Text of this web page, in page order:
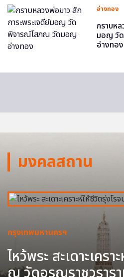
อ่างทอง
กราบห
มอญ วั
อ่างทอง
มงคลสถาน
กรุงเทพมหานครฯ
ไหว้พระ สะเดาะเคร